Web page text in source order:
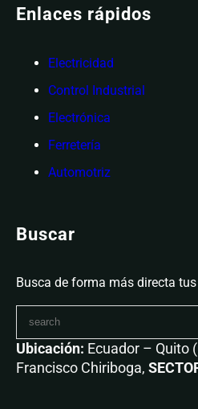
Enlaces rápidos
Electricidad
Control Industrial
Electrónica
Ferretería
Automotriz
Buscar
Busca de forma más directa
Ubicación: Ecuador – Quito
Francisco Chiriboga,